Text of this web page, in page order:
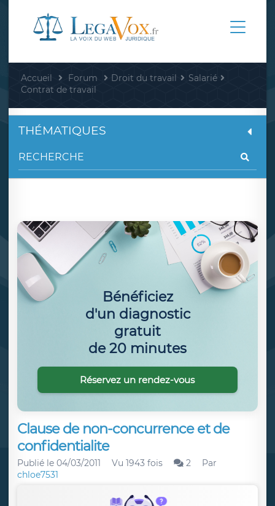
Accueil Forum Droit du travail
Salarié
Contrat de travail
Clause de non-concurrence et de
confidentialite
Publié le 04/03/2011 Vu 1943 fois 2
Par
chloe7531
THÉMATIQUES
Bénéficiez
d'un diagnostic
gratuit
de 20 minutes
Réservez un rendez-vous